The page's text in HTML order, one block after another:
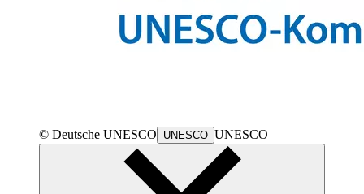
© Deutsche UNESCO UNESCO UNESCO